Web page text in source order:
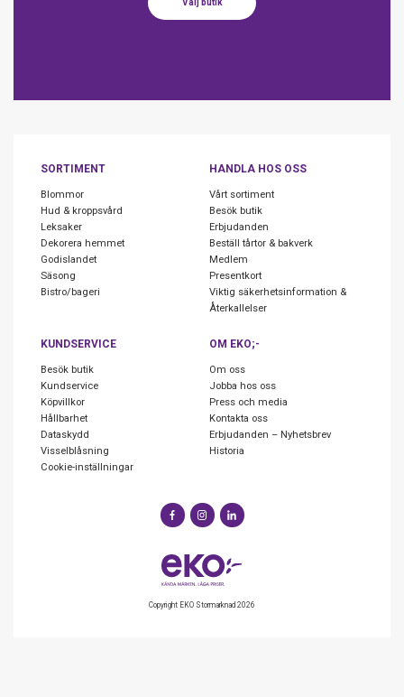
Välj butik
SORTIMENT
Blommor
Hud & kroppsvård
Leksaker
Dekorera hemmet
Godislandet
Säsong
Bistro/bageri
HANDLA HOS OSS
Vårt sortiment
Besök butik
Erbjudanden
Beställ tårtor & bakverk
Medlem
Presentkort
Viktig säkerhetsinformation &
Återkallelser
KUNDSERVICE
Besök butik
Kundservice
Köpvillkor
Hållbarhet
Dataskydd
Visselblåsning
Cookie-inställningar
OM EKO;-
Om oss
Jobba hos oss
Press och media
Kontakta oss
Erbjudanden – Nyhetsbrev
Historia
Copyright EKO Stormarknad 2026